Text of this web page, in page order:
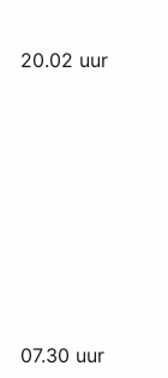
20.02 uur
07.30 uur